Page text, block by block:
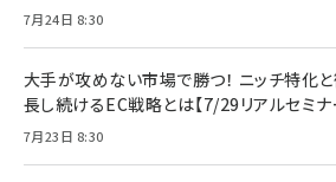
7月24日 8:30
大手が攻めない市場で勝つ！ ニッチ特化
長し続けるEC戦略とは【7/29リアルセミナ
7月23日 8:30